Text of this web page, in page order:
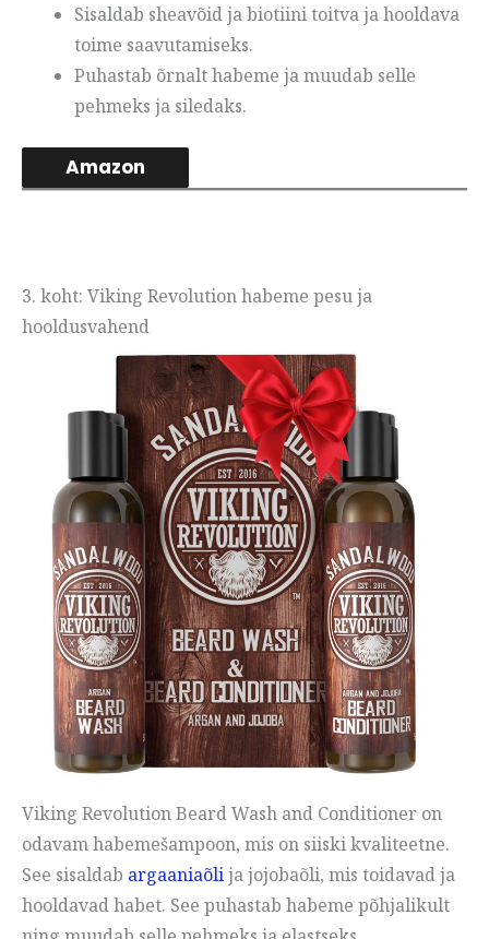
Sisaldab sheavõid ja biotiini toitva ja hooldava
toime saavutamiseks.
Puhastab õrnalt habeme ja muudab selle
pehmeks ja siledaks.
Amazon
3. koht: Viking Revolution habeme pesu ja
hooldusvahend
Viking Revolution Beard Wash and Conditioner on
odavam habemešampoon, mis on siiski kvaliteetne.
See sisaldab argaaniaõlija jojobaõli, mis toidavad ja
hooldavad habet. See puhastab habeme põhjalikult